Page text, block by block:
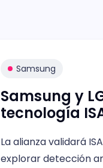
Samsung
Samsung y
tecnología
La alianza validará
explorar detección